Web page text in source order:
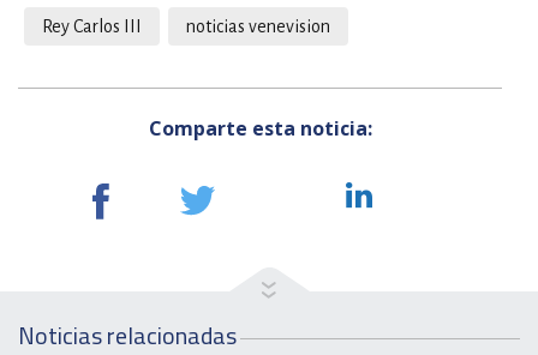
Rey Carlos III noticias venevision
Comparte esta noticia:
Noticias relacionadas